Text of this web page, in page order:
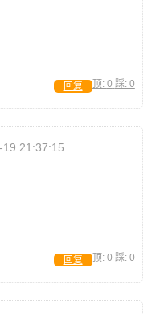
顶: 0 踩: 0
回复
21:37:15
顶: 0 踩: 0
回复